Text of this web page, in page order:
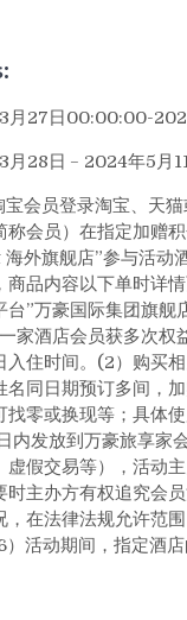
月27日00:00:00-
月28日﹣2024年5月
会员登录淘宝、天
会员）在指定加赠
外旗舰店”参与活动
品内容以下单时详
台”万豪国际集团旗
家酒店会员获多次
住时间。(2）购买
同日期预订多间，
零或换现等；具体
内发放到万豪旅享家
假交易等），活动
主办方有权追究会
，在法律法规允许范
活动期间，指定酒